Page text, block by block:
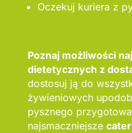
Oczekuj kuriera z
Poznaj możliwości
dietetycznych z
dostosuj ją do
żywieniowych
pysznego
najsmaczniejsze